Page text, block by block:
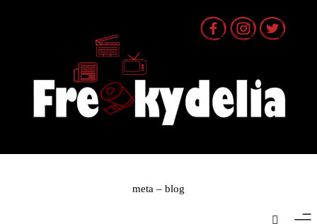
meta – blog